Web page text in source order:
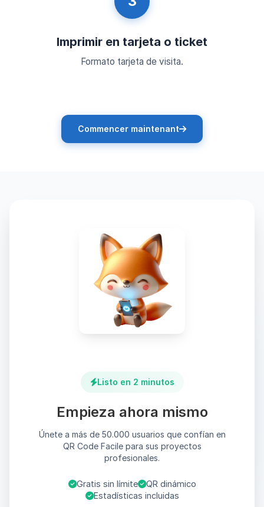
Imprimir en tarjeta o ticket
Formato tarjeta de visita.
Commencer maintenant
Listo en 2 minutos
Empieza ahora mismo
Únete a más de 50.000 usuarios que confían en
QR Code Facile para sus proyectos
profesionales.
Gratis sin límite
QR dinámico
Estadísticas incluidas